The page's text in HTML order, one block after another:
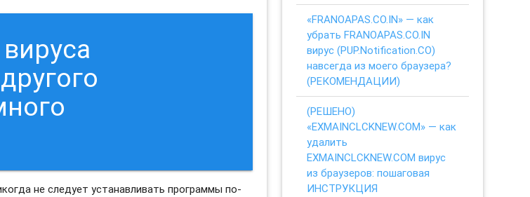
не следует устанавливать программы по-
«FRANOAPAS.CO.IN» — как
убрать FRANOAPAS.CO.IN
вирус (PUP.Notification.CO)
навсегда из моего браузера?
(РЕКОМЕНДАЦИИ)
(РЕШЕНО)
«EXMAINCLCKNEW.COM» — как
удалить
EXMAINCLCKNEW.COM вирус
из браузеров: пошаговая
ИНСТРУКЦИЯ